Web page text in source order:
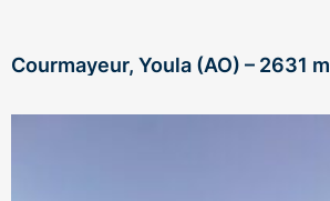
Courmayeur, Youla (AO) – 2631 m